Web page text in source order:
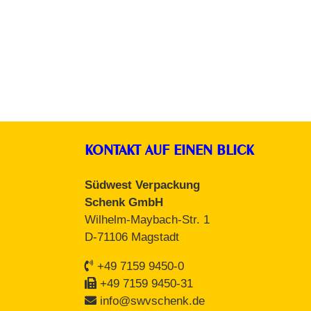
KONTAKT AUF EINEN BLICK
Südwest Verpackung
Schenk GmbH
Wilhelm-Maybach-Str. 1
D-71106 Magstadt
+49 7159 9450-0
+49 7159 9450-31
info@swvschenk.de